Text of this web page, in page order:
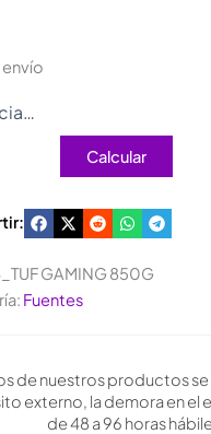
envío
Calcular
GAMING 850G
Fuentes
de nuestros productos
externo, la demora en el
de 48 a 96 horas